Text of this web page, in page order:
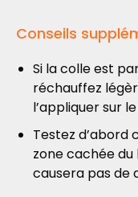
Conseils
Si la colle est
réchauffez
l’appliquer sur
Testez
zone cachée du
causera pas de